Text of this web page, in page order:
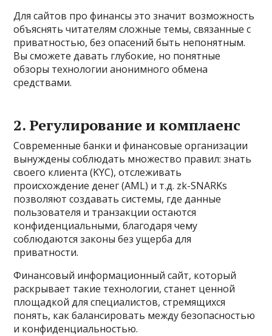
Для сайтов про финансы это значит возможность
объяснять читателям сложные темы, связанные с
приватностью, без опасений быть непонятным.
Вы сможете давать глубокие, но понятные
обзоры технологии анонимного обмена
средствами.
2. Регулирование и комплаенс
Современные банки и финансовые организации
вынуждены соблюдать множество правил: знать
своего клиента (KYC), отслеживать
происхождение денег (AML) и т.д. zk-SNARKs
позволяют создавать системы, где данные
пользователя и транзакции остаются
конфиденциальными, благодаря чему
соблюдаются законы без ущерба для
приватности.
Финансовый информационный сайт, который
раскрывает такие технологии, станет ценной
площадкой для специалистов, стремящихся
понять, как балансировать между безопасностью
и конфиденциальностью.